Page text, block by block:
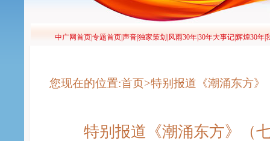
您现在的位置:首页>特别报道《潮涌东方》
特别报道《潮涌东方》（